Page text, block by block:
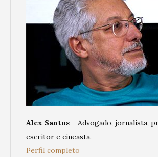
Alex Santos – Advogado, jornalista,
escritor e cineasta.
Perfil completo